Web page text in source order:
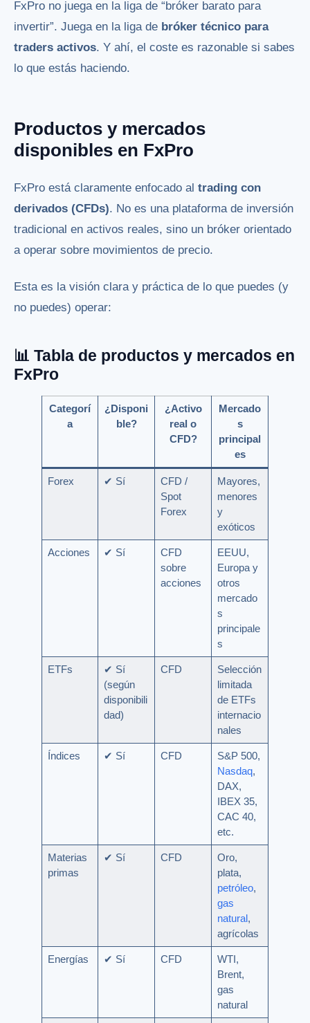
FxPro no juega en la liga de “bróker barato para
invertir”. Juega en la liga de bróker técnico para
traders activos. Y ahí, el coste es razonable si sabes
lo que estás haciendo.
Productos y mercados
disponibles en FxPro
FxPro está claramente enfocado al trading con
derivados (CFDs). No es una plataforma de inversión
tradicional en activos reales, sino un bróker orientado
a operar sobre movimientos de precio.
Esta es la visión clara y práctica de lo que puedes (y
no puedes) operar:
📊 Tabla de productos y mercados en
FxPro
Categorí
a
¿Disponi
ble?
¿Activo
real o
CFD?
Mercado
s
principal
es
Forex ✔ Sí
CFD /
Spot
Forex
Mayores,
menores
y
exóticos
Acciones ✔ Sí
CFD
sobre
acciones
EEUU,
Europa y
otros
mercado
s
principale
s
ETFs
✔ Sí
(según
disponibili
dad)
CFD
Selección
limitada
de ETFs
internacio
nales
Índices ✔ Sí CFD
S&P 500,
Nasdaq,
DAX,
IBEX 35,
CAC 40,
etc.
Materias
primas
✔ Sí CFD
Oro,
plata,
petróleo,
gas
natural,
agrícolas
Energías ✔ Sí CFD
WTI,
Brent,
gas
natural